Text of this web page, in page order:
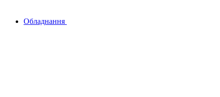
Обладнання